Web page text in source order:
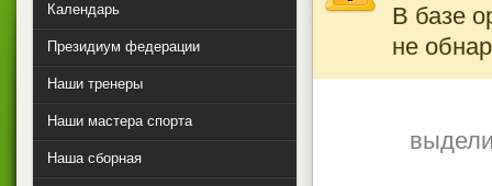
В базе
не
Календарь
Президиум федерации
Наши тренеры
Наши мастера спорта
Наша сборная